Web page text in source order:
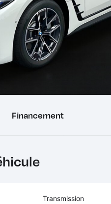
Financement
Transmission